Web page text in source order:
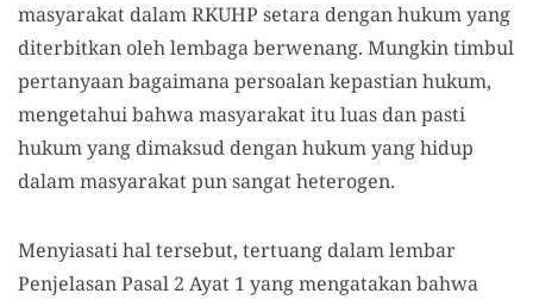
masyarakat dalam RKUHP setara dengan hukum yang
diterbitkan oleh lembaga berwenang. Mungkin timbul
pertanyaan bagaimana persoalan kepastian hukum,
mengetahui bahwa masyarakat itu luas dan pasti
hukum yang dimaksud dengan hukum yang hidup
dalam masyarakat pun sangat heterogen.
Menyiasati hal tersebut, tertuang dalam lembar
Penjelasan Pasal 2 Ayat 1 yang mengatakan bahwa